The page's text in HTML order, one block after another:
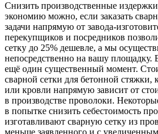
Снизить производственные
экономию можно, если заказать
задачи напрямую от завода-
перекупщиков и посредников
сетку до 25% дешевле, а мы
непосредственно на вашу площадку.
ещё один существенный момент.
сварной сетки для бетонной стяжки,
или кровли напрямую зависит от
в производстве проволоки.
в попытке снизить себестоимость
изготавливают сварную сетку из